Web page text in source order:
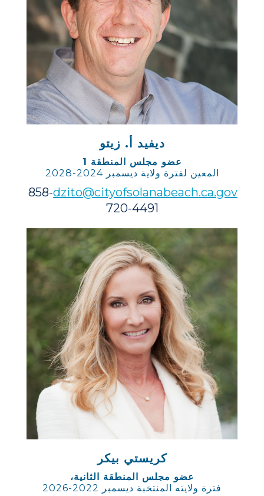
ديفيد أ. زيتو
عضو مجلس المنطقة 1
المعين لفترة ولاية ديسمبر 2024-2028
dzito@cityofsolanabeach.ca.gov
858-
720-4491
كريستي بيكر
عضو مجلس المنطقة الثانية،
فترة ولايته المنتخبة ديسمبر 2022-2026